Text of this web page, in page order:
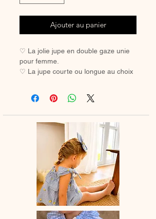
Ajouter au panier
♡ La jolie jupe en double gaze unie
pour femme.
♡ La jupe courte ou longue au choix
votre mini.
♡Ce tissu au tombé fluide, connu
pour ses propriétés robustes et
respirant est aussi d'une extrême
douceur et donc très agréable à
porter.
♡ Le délai de fabrication est de 15 à
28 jours ouvrés selon les commandes
en cours.